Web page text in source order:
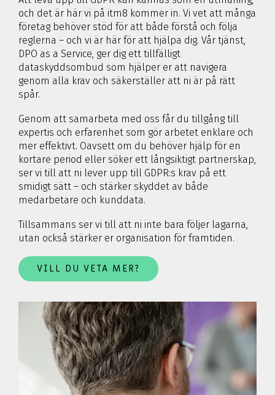
och det är här vi på itm8 kommer in. Vi vet att många
företag behöver stöd för att både förstå och följa
reglerna – och vi är här för att hjälpa dig. Vår tjänst,
DPO as a Service, ger dig ett tillfälligt
dataskyddsombud som hjälper er att navigera
genom alla krav och säkerställer att ni är på rätt
spår.
Genom att samarbeta med oss får du tillgång till
expertis och erfarenhet som gör arbetet enklare och
mer effektivt. Oavsett om du behöver hjälp för en
kortare period eller söker ett långsiktigt partnerskap,
ser vi till att ni lever upp till GDPR:s krav på ett
smidigt sätt – och stärker skyddet av både
medarbetare och kunddata.
Tillsammans ser vi till att ni inte bara följer lagarna,
utan också stärker er organisation för framtiden.
VILL DU VETA MER?